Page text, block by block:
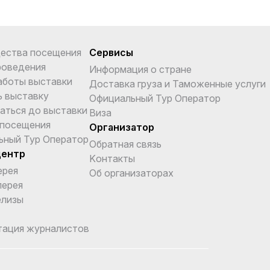
посещения
выставки
выставку
до выставки
Тур Оператор
журналистов
Сервисы
Информация о стране
Доставка груза и Таможенные услуги
Официальный Тур Оператор
Виза
Организатор
Обратная связь
Kонтакты
Об организаторах